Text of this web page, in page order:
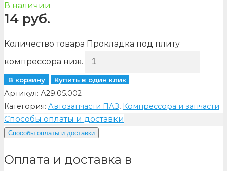
В наличии
14 руб.
Количество товара Прокладка под плиту
компрессора ниж.
В корзину Купить в один клик
Артикул: А29.05.002
Категория: Автозапчасти ПАЗ, Компрессора и запчасти
Способы оплаты и доставки
Способы оплаты и доставки
Оплата и доставка в